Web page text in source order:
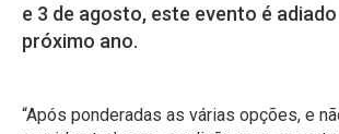
e 3 de agosto, este evento é
próximo ano.
“Após ponderadas as várias opções, e